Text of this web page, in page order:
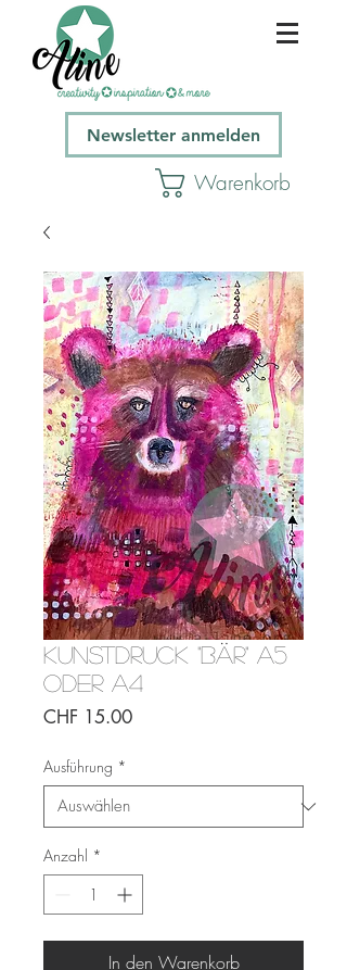
Newsletter anmelden
Warenkorb
Kunstdruck "Bär" A5
oder A4
CHF 15.00Preis
Ausführung *
Anzahl *
In den Warenkorb